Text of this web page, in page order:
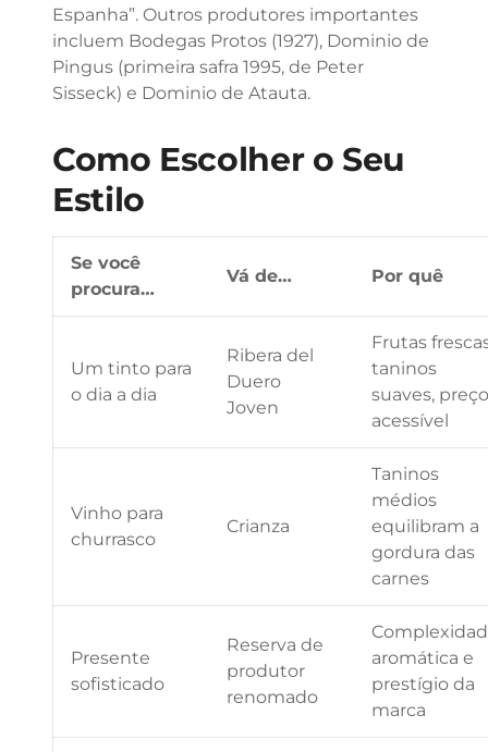
Espanha”. Outros produtores importantes
incluem Bodegas Protos (1927), Dominio de
Pingus (primeira safra 1995, de Peter
Sisseck) e Dominio de Atauta.
Como Escolher o Seu
Estilo
Se você
procura…
Vá de… Por quê
Um tinto para
o dia a dia
Ribera del
Duero
Joven
Frutas
taninos
suaves, preço
acessível
Vinho para
churrasco
Crianza
Taninos
médios
equilibram a
gordura das
carnes
Presente
sofisticado
Reserva de
produtor
renomado
aromática e
prestígio da
marca